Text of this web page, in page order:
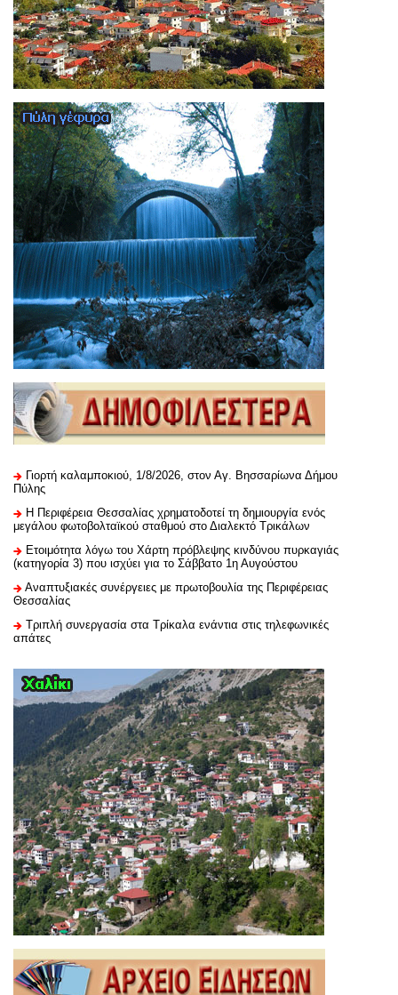
Γιορτή καλαμποκιού, 1/8/2026, στον Αγ. Βησσαρίωνα Δήμου
Πύλης
H Περιφέρεια Θεσσαλίας χρηματοδοτεί τη δημιουργία ενός
μεγάλου φωτοβολταϊκού σταθμού στο Διαλεκτό Τρικάλων
Ετοιμότητα λόγω του Χάρτη πρόβλεψης κινδύνου πυρκαγιάς
(κατηγορία 3) που ισχύει για το Σάββατο 1η Αυγούστου
Αναπτυξιακές συνέργειες με πρωτοβουλία της Περιφέρειας
Θεσσαλίας
Τριπλή συνεργασία στα Τρίκαλα ενάντια στις τηλεφωνικές
απάτες